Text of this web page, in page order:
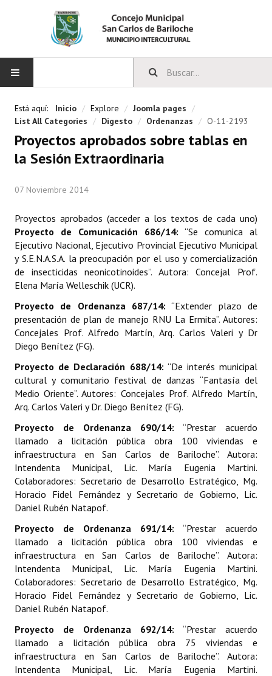
Bloques Políticos
Integrantes del Concejo
Comisiones Especiales
Concejales Mandato Cumplido
Programas
LEGISLACIÓN
Constitución Nacional
Constitución Provincial
Carta Orgánica 2007
Reglamento Interno
Digesto
Organigrama
DOCUMENTOS
Proyectos Presentados
Dictámenes Asesoría Letrada
Actas de Sesión
Ejecución Presupuestaria
Actas de Audiencias Públicas
Está aquí: Inicio / Explore / Joomla pages /
List All Categories / Digesto / Ordenanzas / O-11-2193
Proyectos aprobados sobre tablas en
la Sesión Extraordinaria
07 Noviembre 2014
Proyectos aprobados (acceder a los textos de cada uno)
Proyecto de Comunicación 686/14: “Se comunica al
Ejecutivo Nacional, Ejecutivo Provincial Ejecutivo Municipal
y S.E.N.A.S.A. la preocupación por el uso y comercialización
de insecticidas neonicotinoides”. Autora: Concejal Prof.
Elena María Welleschik (UCR).
Proyecto de Ordenanza 687/14: “Extender plazo de
presentación de plan de manejo RNU La Ermita”. Autores:
Concejales Prof. Alfredo Martín, Arq. Carlos Valeri y Dr
Diego Benítez (FG).
Proyecto de Declaración 688/14: “De interés municipal
cultural y comunitario festival de danzas “Fantasía del
Medio Oriente”. Autores: Concejales Prof. Alfredo Martín,
Arq. Carlos Valeri y Dr. Diego Benítez (FG).
Proyecto de Ordenanza 690/14: “Prestar acuerdo
llamado a licitación pública obra 100 viviendas e
infraestructura en San Carlos de Bariloche”. Autora:
Intendenta Municipal, Lic. María Eugenia Martini.
Colaboradores: Secretario de Desarrollo Estratégico, Mg.
Horacio Fidel Fernández y Secretario de Gobierno, Lic.
Daniel Rubén Natapof.
Proyecto de Ordenanza 691/14: “Prestar acuerdo
llamado a licitación pública obra 100 viviendas e
infraestructura en San Carlos de Bariloche”. Autora:
Intendenta Municipal, Lic. María Eugenia Martini.
Colaboradores: Secretario de Desarrollo Estratégico, Mg.
Horacio Fidel Fernández y Secretario de Gobierno, Lic.
Daniel Rubén Natapof.
Proyecto de Ordenanza 692/14: “Prestar acuerdo
llamado a licitación pública obra 75 viviendas e
infraestructura en San Carlos de Bariloche”. Autora:
Intendenta Municipal, Lic. María Eugenia Martini.